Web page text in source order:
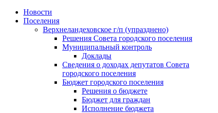
Skip
Новости
Поселения
Верхнеландеховское г/п (упразднено)
Решения Совета городского поселения
Муниципальный контроль
Доклады
Сведения о доходах депутатов Совета
городского поселения
Бюджет городского поселения
Решения о бюджете
Бюджет для граждан
Исполнение бюджета